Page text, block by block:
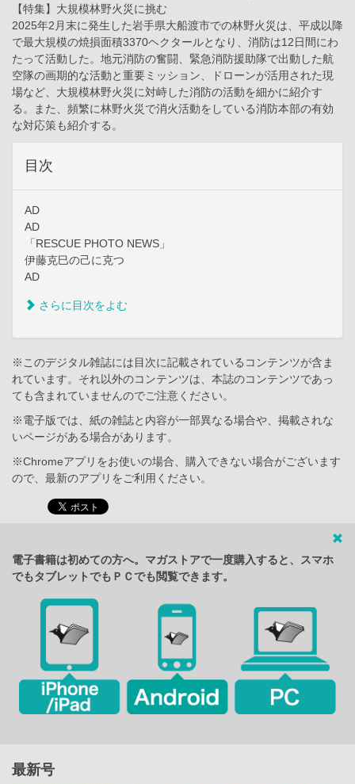
【特集】大規模林野火災に挑む
2025年2月末に発生した岩手県大船渡市での林野火災は、平成以降
で最大規模の焼損面積3370ヘクタールとなり、消防は12日間にわ
たって活動した。地元消防の奮闘、緊急消防援助隊で出動した航
空隊の画期的な活動と重要ミッション、ドローンが活用された現
場など、大規模林野火災に対峙した消防の活動を細かに紹介す
る。また、頻繁に林野火災で消火活動をしている消防本部の有効
な対応策も紹介する。
目次
AD
AD
「RESCUE PHOTO NEWS」
伊藤克巳の己に克つ
AD
さらに目次をよむ
※このデジタル雑誌には目次に記載されているコンテンツが含ま
れています。それ以外のコンテンツは、本誌のコンテンツであっ
ても含まれていませんのでご注意ください。
※電子版では、紙の雑誌と内容が一部異なる場合や、掲載されな
いページがある場合があります。
※Chromeアプリをお使いの場合、購入できない場合がございます
ので、最新のアプリをご利用ください。
電子書籍は初めての方へ。マガストアで一度購入すると、スマホ
でもタブレットでもＰＣでも閲覧できます。
最新号